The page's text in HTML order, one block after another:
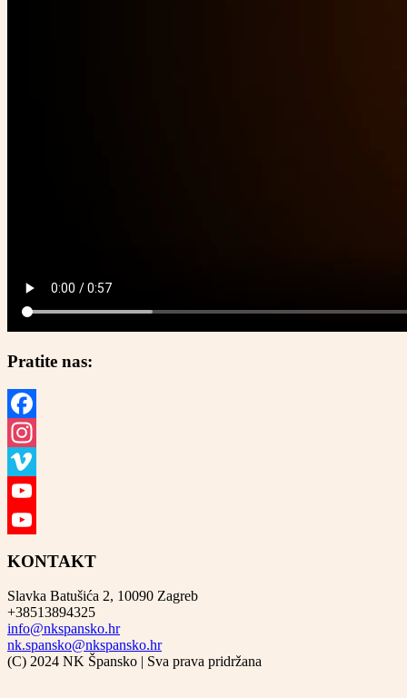
Pratite nas:
Facebook
Instagram
Vimeo
YouTube
KONTAKT
Slavka Batušića 2, 10090 Zagreb
+38513894325
info@nkspansko.hr
nk.spansko@nkspansko.hr
(C) 2024 NK Špansko | Sva prava pridržana